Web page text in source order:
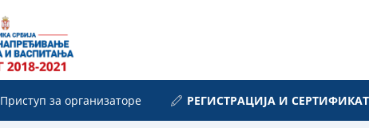
Приступ за организаторе РЕГИСТРАЦИЈА И